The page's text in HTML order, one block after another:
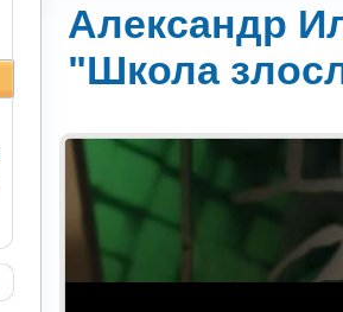
Александр
"Школа